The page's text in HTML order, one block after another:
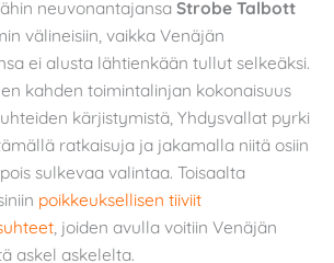
neuvonantajansa Strobe Talbott
välineisiin, vaikka Venäjän
ei alusta lähtienkään tullut selkeäksi.
kahden toimintalinjan kokonaisuus
kärjistymistä, Yhdysvallat pyrki
ratkaisuja ja jakamalla niitä osiin
sulkevaa valintaa. Toisaalta
poikkeuksellisen tiiviit
, joiden avulla voitiin Venäjän
askel askelelta.